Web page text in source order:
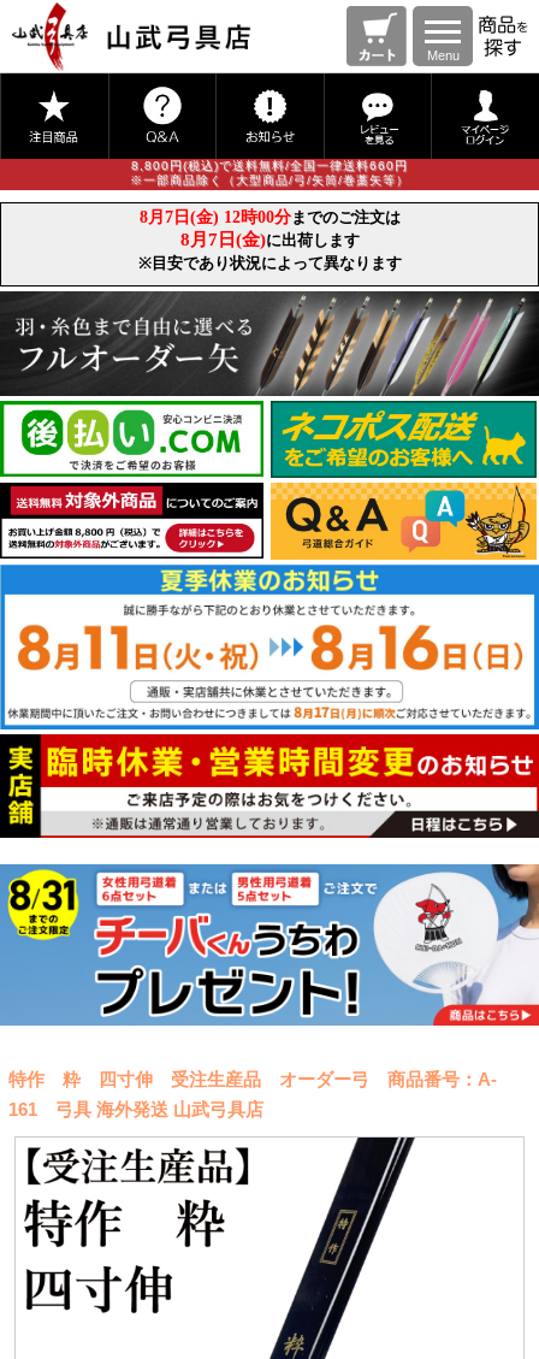
Menu
8,800円(税込)で送料無料/全国一律送料660円
※一部商品除く（大型商品/弓/矢筒/巻藁矢等）
特作 粋 四寸伸 受注生産品 オーダー弓 商品番号：A-
161 弓具 海外発送 山武弓具店